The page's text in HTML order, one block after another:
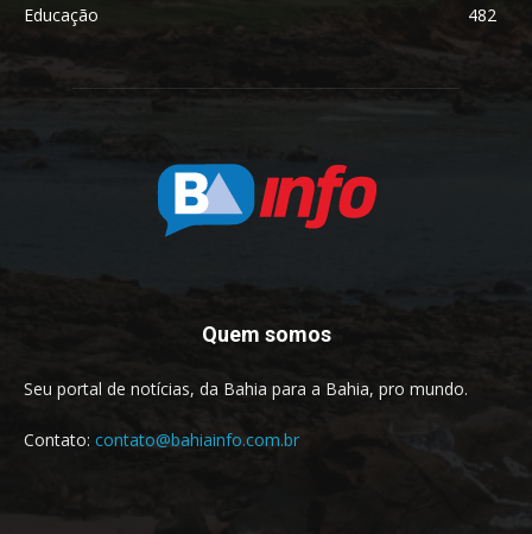
Educação
482
Quem somos
Seu portal de notícias, da Bahia para a Bahia, pro mundo.
Contato: contato@bahiainfo.com.br